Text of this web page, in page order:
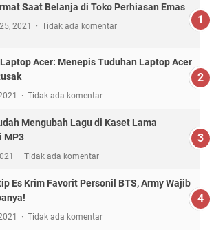
Saat Belanja di Toko Perhiasan Emas
2021 Tidak ada komentar
Acer: Menepis Tuduhan Laptop Acer
Tidak ada komentar
Mengubah Lagu di Kaset Lama
MP3
Tidak ada komentar
Es Krim Favorit Personil BTS, Army Wajib
Tidak ada komentar